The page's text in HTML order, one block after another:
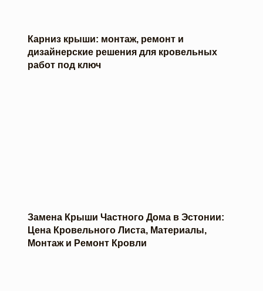
Карниз крыши: монтаж, ремонт и
дизайнерские решения для кровельных
работ под ключ
Замена Крыши Частного Дома в Эстонии:
Цена Кровельного Листа, Материалы,
Монтаж и Ремонт Кровли